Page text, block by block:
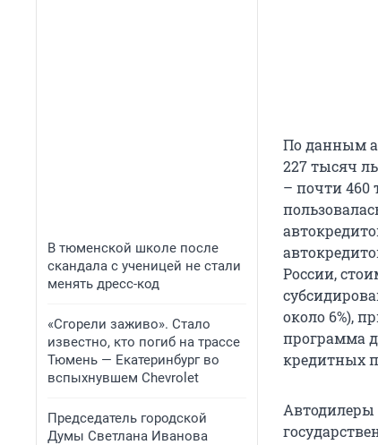
В тюменской школе после
скандала с ученицей не стали
менять дресс-код
«Сгорели заживо». Стало
известно, кто погиб на трассе
Тюмень — Екатеринбург во
вспыхнувшем Chevrolet
Председатель городской
Думы Светлана Иванова
По данным
227 тысяч
– почти 460
России,
около 6%),
программа
кредитных
Автодилеры